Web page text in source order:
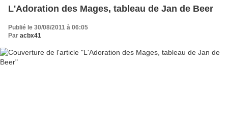
L'Adoration des Mages, tableau de Jan de Beer
Publié le 30/08/2011 à 06:05
Par acbx41